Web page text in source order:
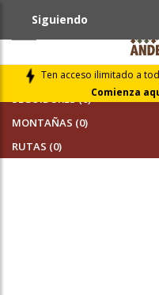
Ten acceso ilimitado a
Comienza
Siguiendo
SEGUIDORES (0)
MONTAÑAS (0)
RUTAS (0)